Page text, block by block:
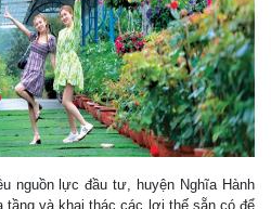
nguồn lực đầu tư, huyện Nghĩa Hành
tầng và khai thác các lợi thế sẵn có để